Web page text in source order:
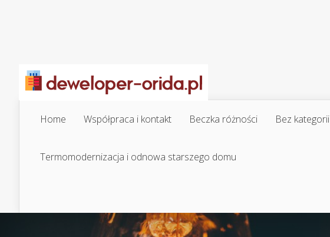
Home Współpraca i kontakt Beczka różności Bez kategorii
Termomodernizacja i odnowa starszego domu